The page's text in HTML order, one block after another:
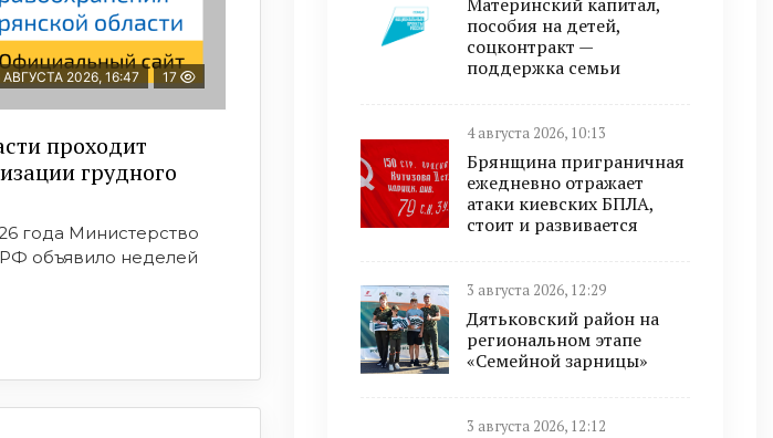
АВГУСТА 2026, 16:47 17
проходит
грудного
года Министерство
объявило неделей
пособия на детей,
соцконтракт —
поддержка семьи
4 августа 2026, 10:13
Брянщина приграничная
ежедневно отражает
атаки киевских БПЛА,
стоит и развивается
3 августа 2026, 12:29
Дятьковский район на
региональном этапе
«Семейной зарницы»
3 августа 2026, 12:12